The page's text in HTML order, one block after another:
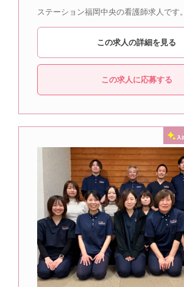
ステーション福岡中央の看護師求人です。
この求人の詳細を見る
この求人に応募する